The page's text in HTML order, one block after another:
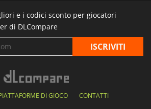
e i codici sconto per giocatori
di DLCompare
DI GIOCO CONTATTI